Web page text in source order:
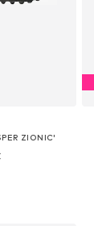
ZIONIC'